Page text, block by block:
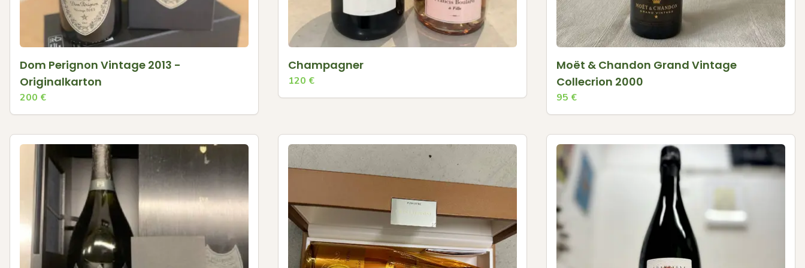
Dom Perignon Vintage 2013 -
Originalkarton
200 €
Champagner
120 €
Moët & Chandon Grand Vintage
Collecrion 2000
95 €